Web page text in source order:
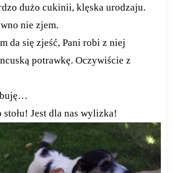
dużo cukinii, klęska urodzaju.
nie zjem.
da się zjeść, Pani robi z niej
potrawkę. Oczywiście z
stołu! Jest dla nas wylizka!